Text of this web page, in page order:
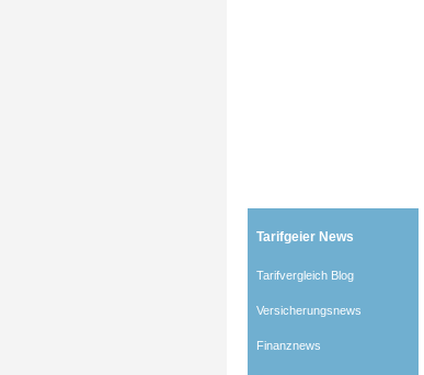
Tarifgeier News
Tarifvergleich Blog
Versicherungsnews
Finanznews